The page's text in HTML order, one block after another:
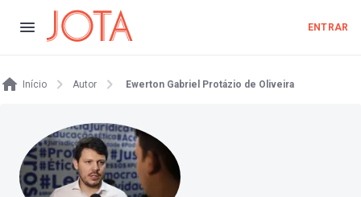
ENTRAR
Início Autor ​Ewerton Gabriel Protázio de Oliveira